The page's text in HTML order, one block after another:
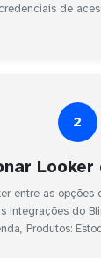
credenciais de
2
entre as
integrações do
Produtos: